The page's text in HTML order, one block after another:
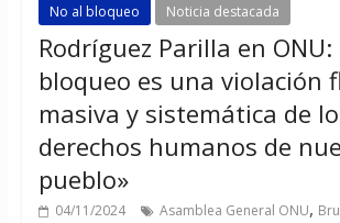
No al bloqueo Noticia destacada
Rodríguez Parilla en ONU:
bloqueo es una violación
masiva y sistemática de
derechos humanos de
pueblo»
04/11/2024 Asamblea General ONU,